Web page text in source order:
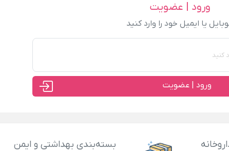
ورود | عضویت
یا ایمیل خود را وارد کنید
ورود | عضویت
بسته‌بندی بهداشتی و ایمن